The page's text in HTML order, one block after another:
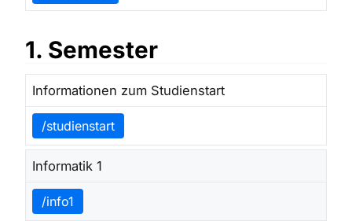
1. Semester
Informationen zum Studienstart
/studienstart
Informatik 1
/info1